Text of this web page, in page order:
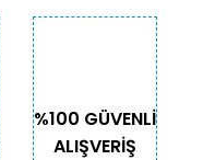
%100 GÜVENLİ
ALIŞVERİŞ